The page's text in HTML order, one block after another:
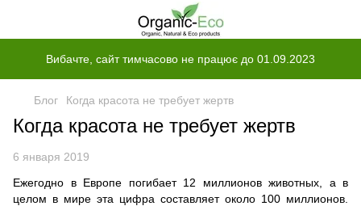
Вибачте, сайт тимчасово не працює до 01.09.2023
Блог Когда красота не требует жертв
Когда красота не требует жертв
6 января 2019
Ежегодно в Европе погибает 12 миллионов животных, а в
целом в мире эта цифра составляет около 100 миллионов.